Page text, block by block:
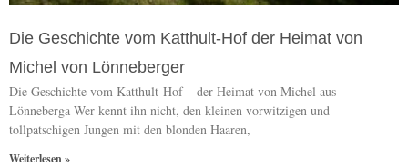
Die Geschichte vom Katthult-Hof der Heimat von
Michel von Lönneberger
Die Geschichte vom Katthult-Hof – der Heimat von Michel aus
Lönneberga Wer kennt ihn nicht, den kleinen vorwitzigen und
tollpatschigen Jungen mit den blonden Haaren,
Weiterlesen »